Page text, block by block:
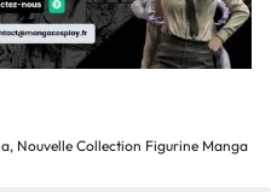
, Nouvelle Collection Figurine Manga